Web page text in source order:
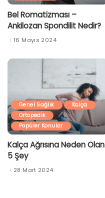
Bel Romatizması –
Ankilozan Spondilit Nedir?
16 Mayıs 2024
Genel Sağlık
Kalça
Ortopedik
Popüler Konular
Kalça Ağrısına Neden Olan
5 Şey
28 Mart 2024